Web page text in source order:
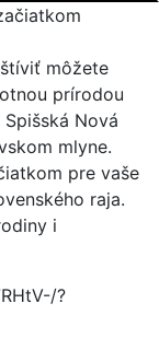
môžete
prírodou
Nová
mlyne.
pre vaše
raja.
i
?